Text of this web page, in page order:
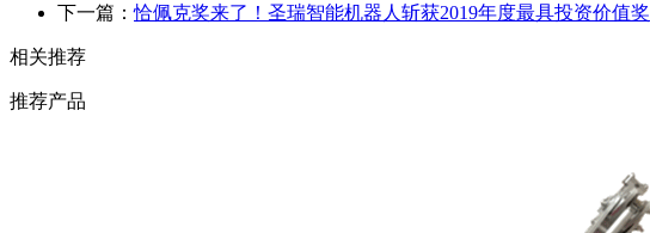
下一篇：恰佩克奖来了！圣瑞智能机器人斩获2019年度最具投资价值奖
相关推荐
推荐产品